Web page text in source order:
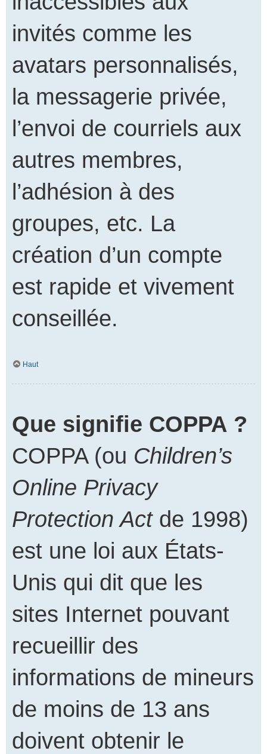
invités comme les
avatars personnalisés,
la messagerie privée,
l’envoi de courriels aux
autres membres,
l’adhésion à des
groupes, etc. La
création d’un compte
est rapide et vivement
conseillée.
Haut
Que signifie COPPA ?
COPPA (ou Children’s
Online Privacy
Protection Actde 1998)
est une loi aux États-
Unis qui dit que les
sites Internet pouvant
recueillir des
informations de mineurs
de moins de 13 ans
doivent obtenir le